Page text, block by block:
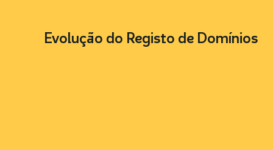
Evolução do Registo de Domínios